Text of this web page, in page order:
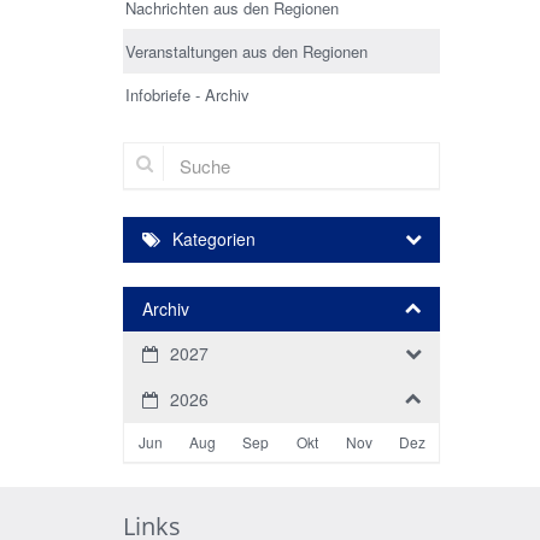
Nachrichten aus den Regionen
Veranstaltungen aus den Regionen
Infobriefe - Archiv
Suche
Kategorien
Archiv
2027
2026
Jun Aug Sep Okt Nov Dez
Links